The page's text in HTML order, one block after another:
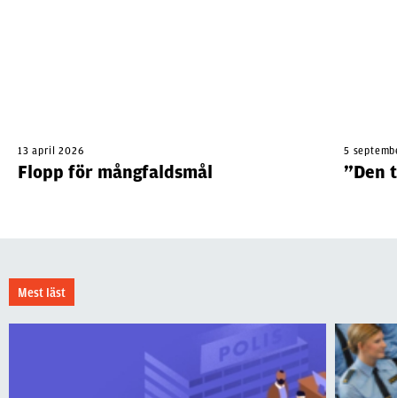
13 april 2026
Flopp för mångfaldsmål
5
”Den
Mest läst